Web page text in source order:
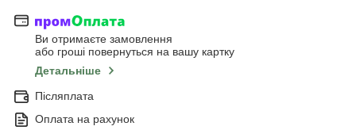
Ви отримаєте замовлення
або гроші повернуться на вашу картку
Детальніше
Післяплата
Оплата на рахунок